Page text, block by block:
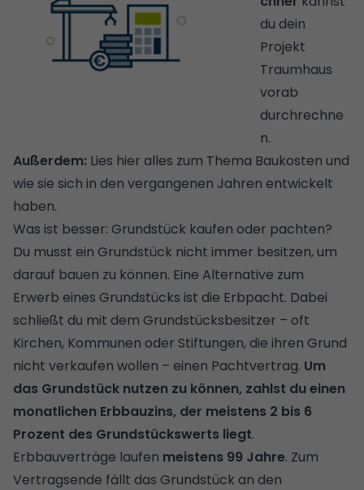
du dein
Projekt
Traumhaus
vorab
durchrechne
n.
Außerdem: Lies hier alles zum Thema Baukosten und
wie sie sich in den vergangenen Jahren entwickelt
haben.
Was ist besser: Grundstück kaufen oder pachten?
Du musst ein Grundstück nicht immer besitzen, um
darauf bauen zu können. Eine Alternative zum
Erwerb eines Grundstücks ist die Erbpacht. Dabei
schließt du mit dem Grundstücksbesitzer – oft
Kirchen, Kommunen oder Stiftungen, die ihren Grund
nicht verkaufen wollen – einen Pachtvertrag. Um
das Grundstück nutzen zu können, zahlst du einen
monatlichen Erbbauzins, der meistens 2 bis 6
Prozent des Grundstückswerts liegt.
Erbbauverträge laufen meistens 99 Jahre. Zum
Vertragsende fällt das Grundstück an den